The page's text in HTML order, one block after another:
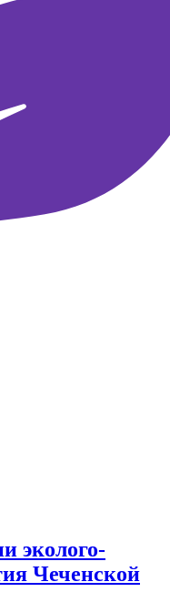
эколого-
Чеченской